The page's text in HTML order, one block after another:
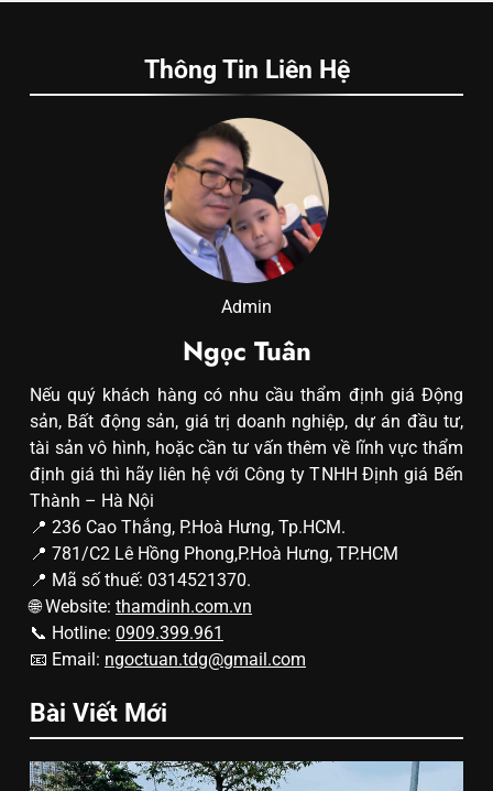
Thông Tin Liên Hệ
Admin
Ngọc Tuân
Nếu quý khách hàng có nhu cầu thẩm định giá Động
sản, Bất động sản, giá trị doanh nghiệp, dự án đầu tư,
tài sản vô hình, hoặc cần tư vấn thêm về lĩnh vực thẩm
định giá thì hãy liên hệ với Công ty TNHH Định giá Bến
Thành – Hà Nội
📍 236 Cao Thắng, P.Hoà Hưng, Tp.HCM.
📍 781/C2 Lê Hồng Phong,P.Hoà Hưng, TP.HCM
📍 Mã số thuế: 0314521370.
🌐 Website: thamdinh.com.vn
📞 Hotline: 0909.399.961
📧 Email: ngoctuan.tdg@gmail.com
Bài Viết Mới